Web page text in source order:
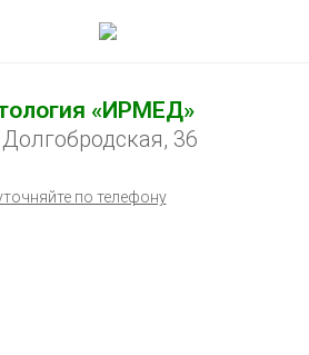
«ИРМЕД»
36
по телефону